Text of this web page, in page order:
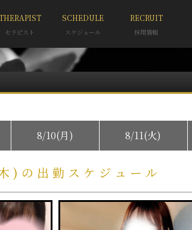
セラピスト
SCHEDULE
スケジュール
RECRUIT
採用情報
8/10(月) 8/11(火)
)の出勤スケジュール